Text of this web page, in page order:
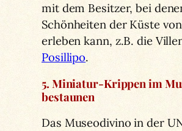
mit dem Besitzer, bei
Schönheiten der Küste
erleben kann, z.B. die
Posillipo.
5. Miniatur-Krippen im
bestaunen
Das Museodivino in der